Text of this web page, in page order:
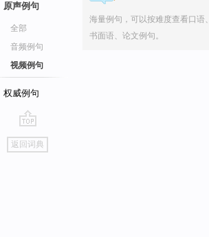
原声例句
全部
音频例句
视频例句
权威例句
go
top
返回词典
海量例句，可以按难度查看口语、
书面语、论文例句。